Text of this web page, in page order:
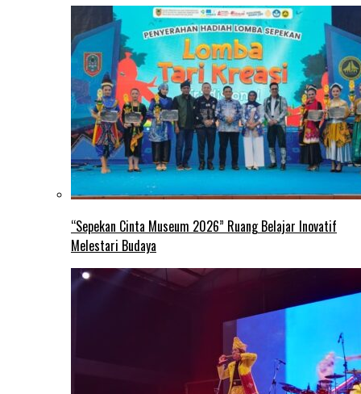
“Sepekan Cinta Museum 2026” Ruang Belajar Inovatif
Melestari Budaya